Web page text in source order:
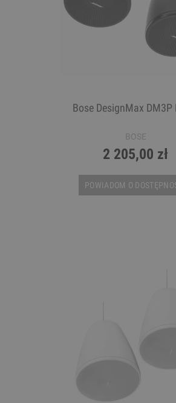
Bose DesignMax DM3P
BOSE
2 205,00 zł
POWIADOM O